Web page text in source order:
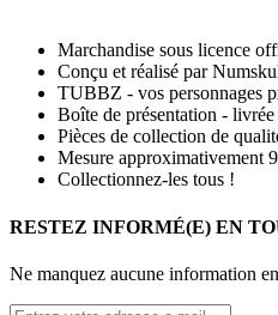
Marchandise sous licence
Conçu et réalisé par
TUBBZ - vos personnages
Boîte de présentation -
Pièces de collection de
Mesure approximativement
Collectionnez-les tous !
RESTEZ INFORMÉ(E) EN
Ne manquez aucune information